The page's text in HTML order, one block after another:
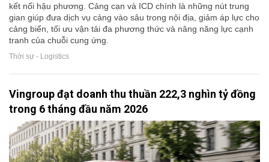
kết nối hậu phương. Cảng cạn và ICD chính là những nút trung
gian giúp đưa dịch vụ cảng vào sâu trong nội địa, giảm áp lực cho
cảng biển, tối ưu vận tải đa phương thức và nâng năng lực cạnh
tranh của chuỗi cung ứng.
Thời sự - Logistics
Vingroup đạt doanh thu thuần 222,3 nghìn tỷ đồng
trong 6 tháng đầu năm 2026